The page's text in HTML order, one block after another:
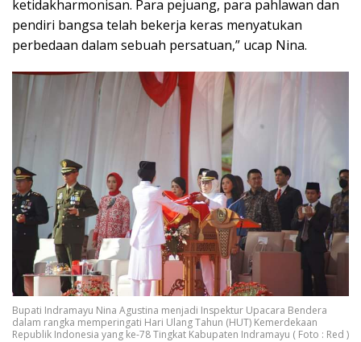
ketidakharmonisan. Para pejuang, para pahlawan dan
pendiri bangsa telah bekerja keras menyatukan
perbedaan dalam sebuah persatuan,” ucap Nina.
Bupati Indramayu Nina Agustina menjadi Inspektur Upacara Bendera
dalam rangka memperingati Hari Ulang Tahun (HUT) Kemerdekaan
Republik Indonesia yang ke-78 Tingkat Kabupaten Indramayu ( Foto : Red )